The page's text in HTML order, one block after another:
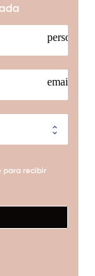
person
email
para recibir